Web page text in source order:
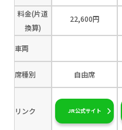
料金(片道
換算)
22,600円
車両
席種別 自由席
リンク JR公式サイト